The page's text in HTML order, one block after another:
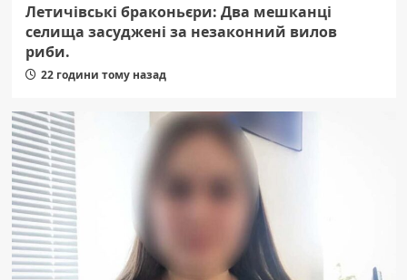
Летичівські браконьєри: Два мешканці
селища засуджені за незаконний вилов
риби.
22 години тому назад